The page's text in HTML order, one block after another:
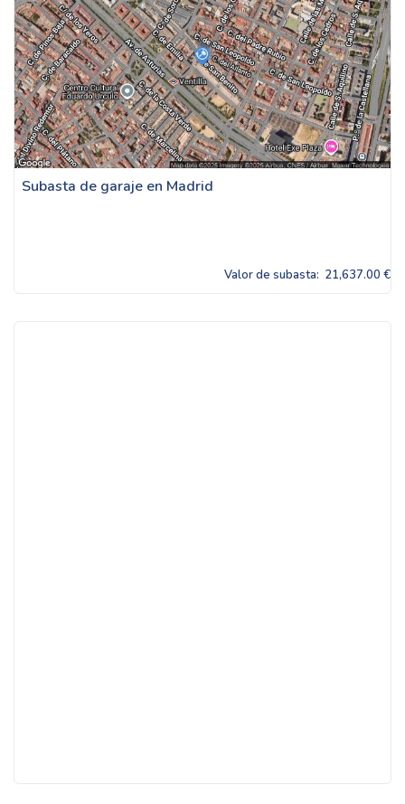
Subasta de garaje en Madrid
Valor de subasta: 21,637.00 €